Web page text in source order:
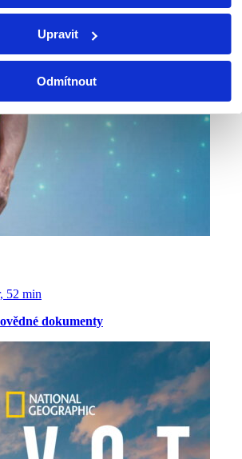
Upravit
Odmítnout
52 min
dokumenty